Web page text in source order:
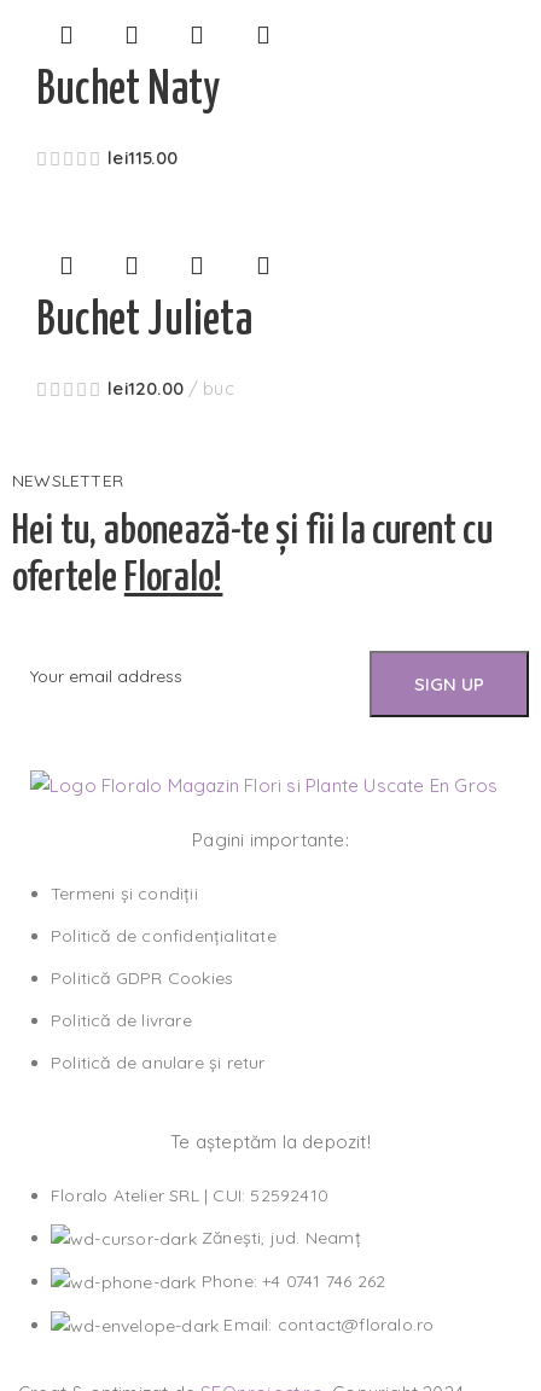
Buchet Naty
lei115.00
Buchet Julieta
lei120.00 buc
NEWSLETTER
Hei tu, abonează-te și fii la curent cu
ofertele Floralo!
Pagini importante:
Termeni și condiții
Politică de confidențialitate
Politică GDPR Cookies
Politică de livrare
Politică de anulare și retur
Te așteptăm la depozit!
Floralo Atelier SRL | CUI: 52592410
Zănești, jud. Neamț
Phone: +4 0741 746 262
Email: contact@floralo.ro